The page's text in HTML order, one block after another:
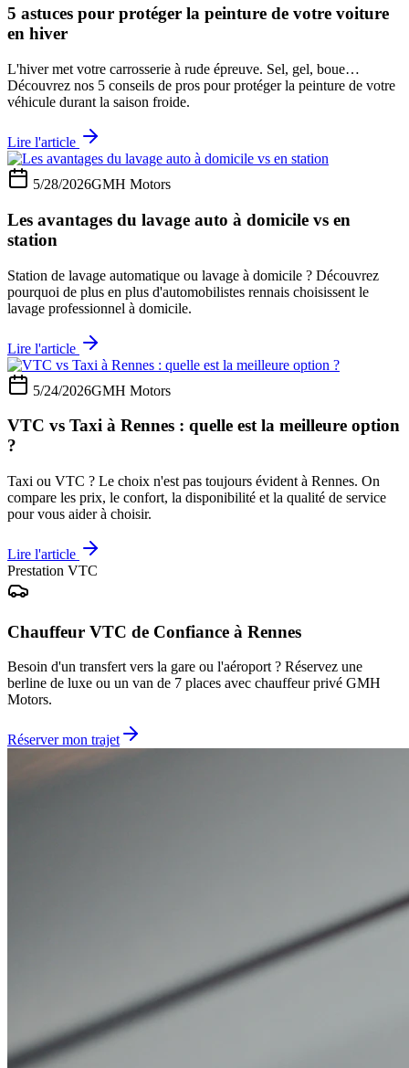
5 astuces pour protéger la peinture de votre voiture
en hiver
L'hiver met votre carrosserie à rude épreuve. Sel, gel, boue…
Découvrez nos 5 conseils de pros pour protéger la peinture de votre
véhicule durant la saison froide.
Lire l'article
5/28/2026GMH Motors
Les avantages du lavage auto à domicile vs en
station
Station de lavage automatique ou lavage à domicile ? Découvrez
pourquoi de plus en plus d'automobilistes rennais choisissent le
lavage professionnel à domicile.
Lire l'article
5/24/2026GMH Motors
VTC vs Taxi à Rennes : quelle est la meilleure option
?
Taxi ou VTC ? Le choix n'est pas toujours évident à Rennes. On
compare les prix, le confort, la disponibilité et la qualité de service
pour vous aider à choisir.
Lire l'article
Prestation VTC
Chauffeur VTC de Confiance à Rennes
Besoin d'un transfert vers la gare ou l'aéroport ? Réservez une
berline de luxe ou un van de 7 places avec chauffeur privé GMH
Motors.
Réserver mon trajet